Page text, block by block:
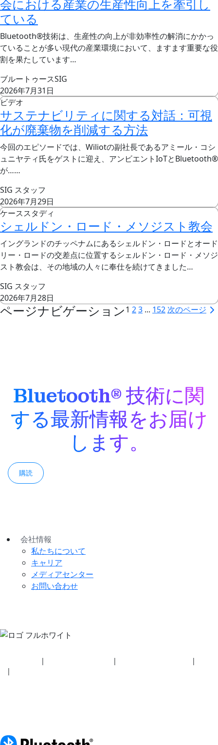
会における産業の生産性向上を牽引し
ている
Bluetooth®技術は、生産性の向上が非効率性の解消にかかっ
ていることが多い現代の産業環境において、ますます重要な役
割を果たしています…
ブルートゥースSIG
2026年7月31日
ビデオ
サステナビリティに関する対話：可視
化が廃棄物を削減する方法
今回のエピソードでは、Wiliotの副社長であるアミール・コシ
ュニヤティ氏をゲストに迎え、アンビエントIoTとBluetooth®
が……
SIG スタッフ
2026年7月29日
ケーススタディ
シェルドン・ロード・メソジスト教会
イングランドのチッペナムにあるシェルドン・ロードとオード
リー・ロードの交差点に位置するシェルドン・ロード・メソジ
スト教会は、その地域の人々に奉仕を続けてきました…
SIG スタッフ
2026年7月28日
ページナビゲーション1 23 ... 152 次のページ
Bluetooth® 技術に関
する最新情報をお届け
します。
購読
会社情報
私たちについて
キャリア
メディアセンター
お問い合わせ
| | |
|